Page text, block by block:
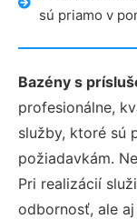
sú priamo v
Bazény s
profesionálne,
služby, ktoré sú
požiadavkám.
Pri realizácií
odbornosť, ale